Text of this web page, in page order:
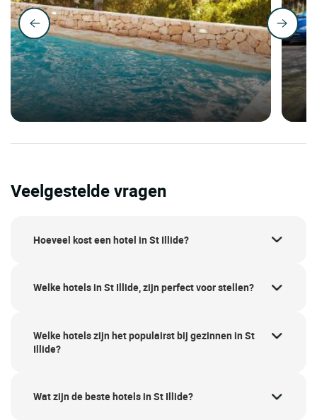
Veelgestelde vragen
Hoeveel kost een hotel in St Illide?
Welke hotels in St Illide, zijn perfect voor stellen?
Welke hotels zijn het populairst bij gezinnen in St
Illide?
Wat zijn de beste hotels in St Illide?